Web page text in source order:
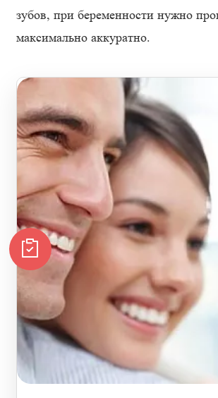
зубов, при беременности нужно
максимально аккуратно.